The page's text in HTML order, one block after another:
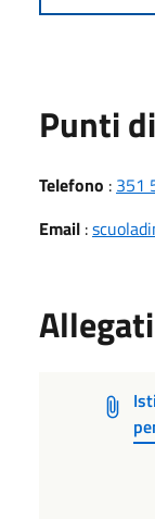
Punti
Telefono : 351
Email :
Allegati